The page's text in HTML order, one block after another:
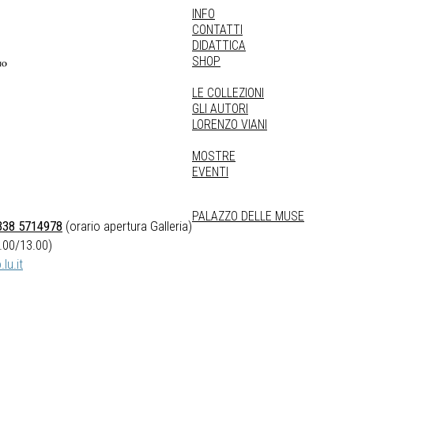
5714978 (orario apertura Galleria)
13.00)
INFO
CONTATTI
DIDATTICA
SHOP
LE COLLEZIONI
GLI AUTORI
LORENZO VIANI
MOSTRE
EVENTI
PALAZZO DELLE MUSE